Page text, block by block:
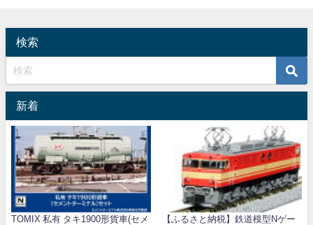
検索
新着
TOMIX 私有 タキ1900形貨車(セメ
【ふるさと納税】鉄道模型Nゲー